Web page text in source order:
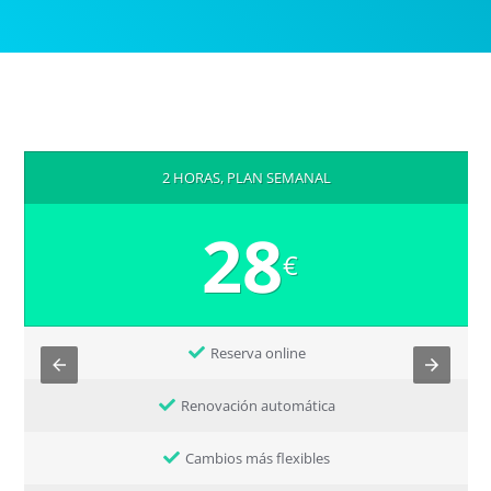
2 HORAS, PLAN SEMANAL
28€
Reserva online
Renovación automática
Cambios más flexibles